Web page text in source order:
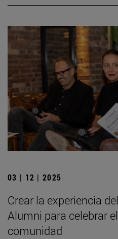
03 | 12 | 2025
Crear la experiencia
Alumni para celebrar
comunidad